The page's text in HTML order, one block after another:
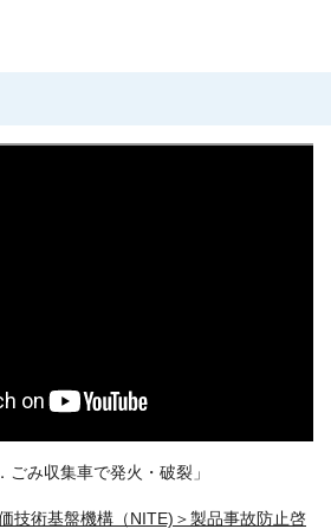
み収集車で発火・破裂」
技術基盤機構（NITE)＞製品事故防止啓